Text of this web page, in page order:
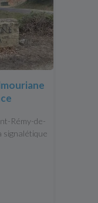
Rémy-de-
signalétique